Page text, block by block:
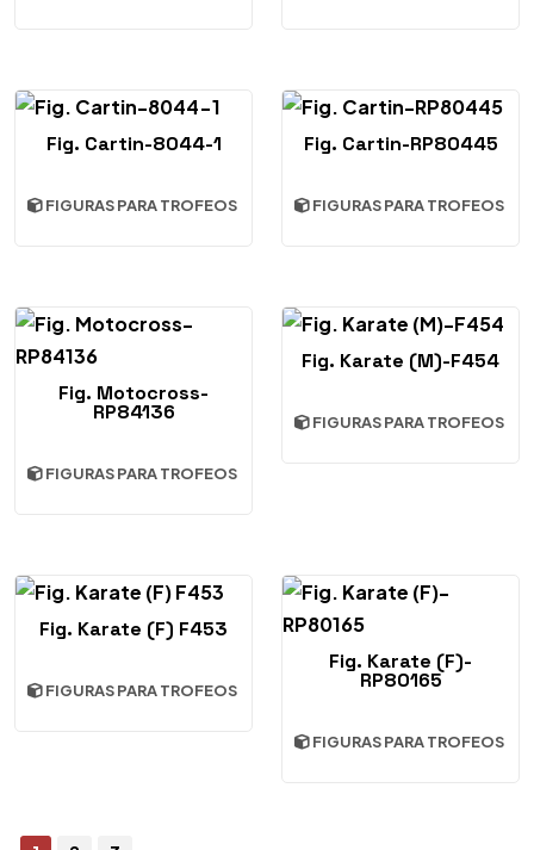
Fig. Cartin-8044-1
FIGURAS PARA TROFEOS
Fig. Cartin-RP80445
FIGURAS PARA TROFEOS
Fig. Motocross-
RP84136
FIGURAS PARA TROFEOS
Fig. Karate (M)-F454
FIGURAS PARA TROFEOS
Fig. Karate (F) F453
FIGURAS PARA TROFEOS
Fig. Karate (F)-
RP80165
FIGURAS PARA TROFEOS